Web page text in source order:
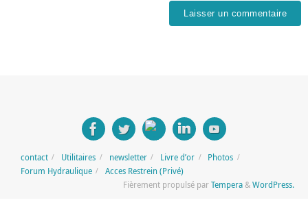
contact Utilitaires newsletter Livre d’or
Photos
Forum Hydraulique
Acces Restrein (Privé)
Fièrement propulsé parTempera&WordPress.